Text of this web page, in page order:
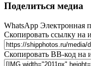
Поделиться медиа
WhatsApp Электронная
Скопировать ссылку на
Скопировать BB-код на